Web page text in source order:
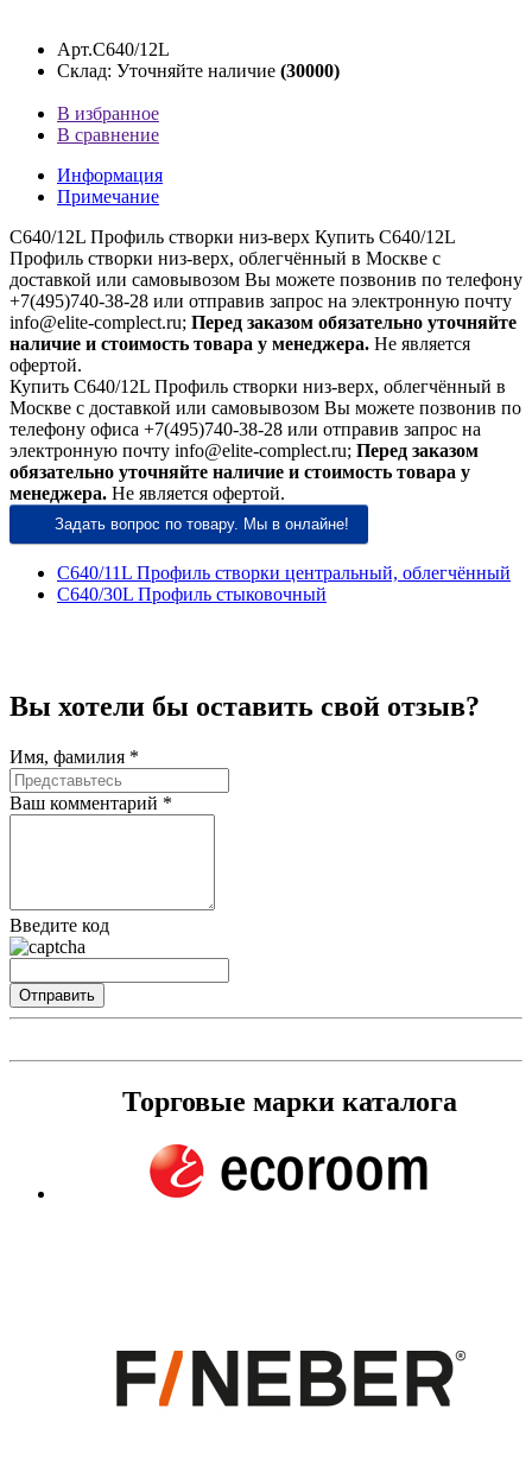
Арт.C640/12L
Склад: Уточняйте наличие (30000)
В избранное
В сравнение
Информация
Примечание
C640/12L Профиль створки низ-верх Купить C640/12L
Профиль створки низ-верх, облегчённый в Москве с
доставкой или самовывозом Вы можете позвонив по телефону
+7(495)740-38-28 или отправив запрос на электронную почту
info@elite-complect.ru; Перед заказом обязательно уточняйте
наличие и стоимость товара у менеджера. Не является
офертой.
Купить C640/12L Профиль створки низ-верх, облегчённый в
Москве с доставкой или самовывозом Вы можете позвонив по
телефону офиса +7(495)740-38-28 или отправив запрос на
электронную почту info@elite-complect.ru; Перед заказом
обязательно уточняйте наличие и стоимость товара у
менеджера. Не является офертой.
Задать вопрос по товару. Мы в онлайне!
C640/11L Профиль створки центральный, облегчённый
C640/30L Профиль стыковочный
Вы хотели бы оставить свой отзыв?
Имя, фамилия *
Ваш комментарий *
Введите код
Торговые марки каталога